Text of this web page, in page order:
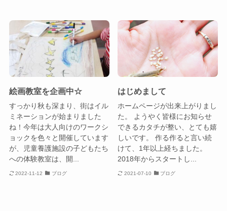
絵画教室を企画中☆
すっかり秋も深まり、街はイル
ミネーションが始まりました
ね！今年は大人向けのワークシ
ョックを色々と開催しています
が、児童養護施設の子どもたち
への体験教室は、開...
2022-11-12 ブログ
はじめまして
ホームページが出来上がりまし
た。 ようやく皆様にお知らせ
できるカタチが整い、とても嬉
しいです。 作る作ると言い続
けて、1年以上経ちました。
2018年からスタートし...
2021-07-10 ブログ